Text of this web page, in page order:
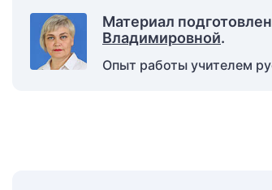
Материал
Владимировной.
Опыт работы учителем